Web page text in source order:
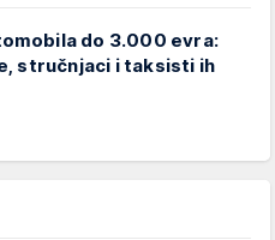
do 3.000 evra:
stručnjaci i taksisti ih